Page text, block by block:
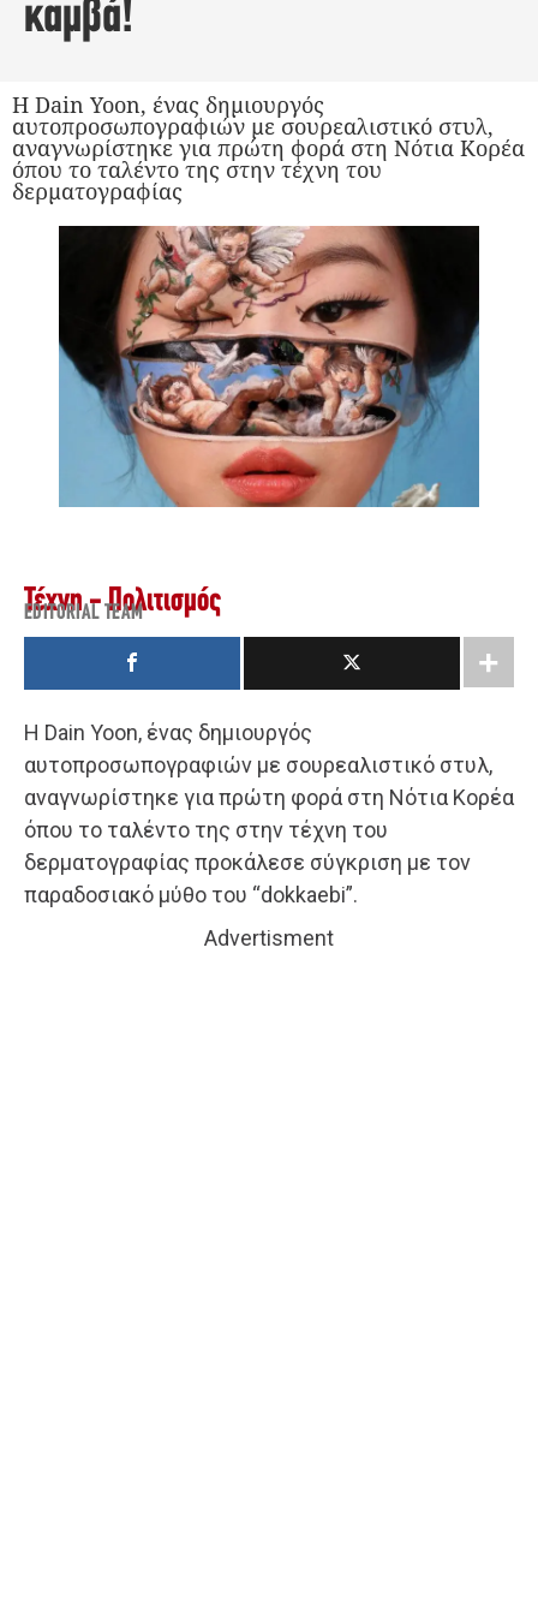
καμβά!
Η Dain Yoon, ένας δημιουργός
αυτοπροσωπογραφιών με σουρεαλιστικό στυλ,
αναγνωρίστηκε για πρώτη φορά στη Νότια Κορέα
όπου το ταλέντο της στην τέχνη του
δερματογραφίας
Τέχνη - Πολιτισμός
EDITORIAL TEAM
Η Dain Yoon, ένας δημιουργός
αυτοπροσωπογραφιών με σουρεαλιστικό στυλ,
αναγνωρίστηκε για πρώτη φορά στη Νότια Κορέα
όπου το ταλέντο της στην τέχνη του
δερματογραφίας προκάλεσε σύγκριση με τον
παραδοσιακό μύθο του “dokkaebi”.
Advertisment